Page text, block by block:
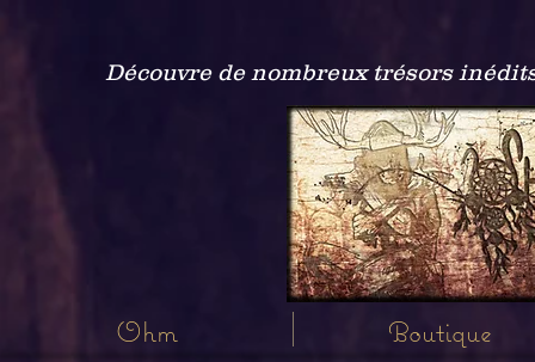
Découvre de nombreux trésors
Ohm Boutique